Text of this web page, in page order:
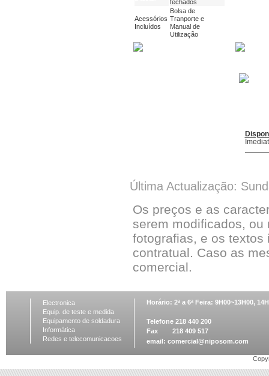
fechados
Acessórios
Incluídos
Bolsa de
Tranporte e
Manual de
Utilização
Última Actualização:
Os preços e as
serem modificados, ou
fotografias, e os
contratual. Caso as
comercial.
Electronica
Equip. de teste e medida
Equipamento de soldadura
Informática
Redes e telecomunicacoes
Horário: 2ª a 6ª Feira: 9H00~13H00,
Telefone 218 440 200
Fax 218 409 517
email: comercial@niposom.com